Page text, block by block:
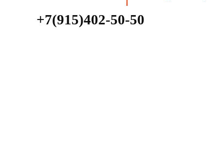
+7(915)402-50-50